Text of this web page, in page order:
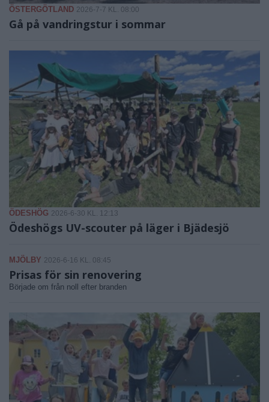
ÖSTERGÖTLAND 2026-7-7 KL. 08:00
Gå på vandringstur i sommar
ÖDESHÖG 2026-6-30 KL. 12:13
Ödeshögs UV-scouter på läger i Bjädesjö
MJÖLBY 2026-6-16 KL. 08:45
Prisas för sin renovering
Började om från noll efter branden